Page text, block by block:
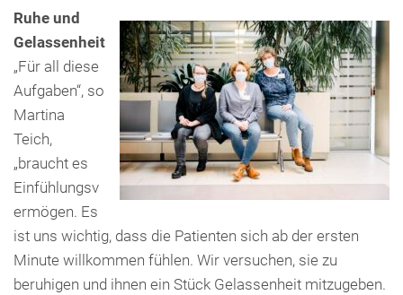
Ruhe und
Gelassenheit
„Für all diese
Aufgaben“, so
Martina
Teich,
„braucht es
Einfühlungsv
ermögen. Es
ist uns wichtig, dass die Patienten sich ab der ersten
Minute willkommen fühlen. Wir versuchen, sie zu
beruhigen und ihnen ein Stück Gelassenheit mitzugeben.